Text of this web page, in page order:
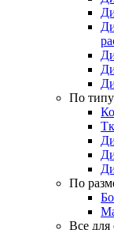
По
По
Все для